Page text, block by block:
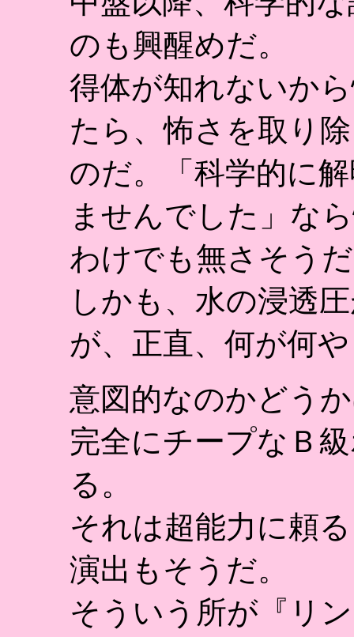
のも興醒めだ。
得体が知れないか
たら、怖さを取り
のだ。「科学的に
ませんでした」な
わけでも無さそう
しかも、水の浸透
が、正直、何が何
意図的なのかどう
完全にチープなＢ
る。
それは超能力に頼
演出もそうだ。
そういう所が『リ